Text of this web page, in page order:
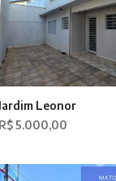
Jardim Leonor
R$ 5.000,00